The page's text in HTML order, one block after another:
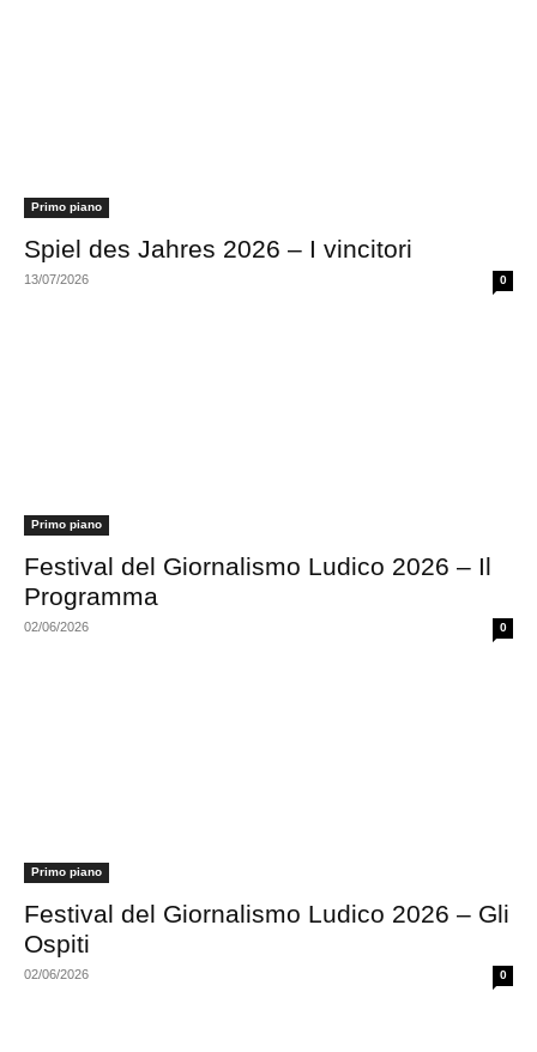
Primo piano
Spiel des Jahres 2026 – I vincitori
13/07/2026 0
Primo piano
Festival del Giornalismo Ludico 2026 – Il
Programma
02/06/2026 0
Primo piano
Festival del Giornalismo Ludico 2026 – Gli
Ospiti
02/06/2026 0